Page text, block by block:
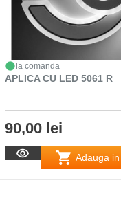
la comanda
APLICA CU LED 5061 R
90,00 lei
Adauga